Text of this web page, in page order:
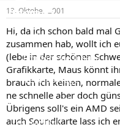
Forum
Aktuelles
Empfohlene Inhalte
Neue Beiträge
Neueste Aktivitäten
Leserartikel
e
l
t
a
m
13. Oktober 2001
Hi, da ich schon bald mal
zusammen hab, wollt ich
(lebe in der schönen
Grafikkarte, Maus könnt
brauch ich keinen,
ne schnelle aber doch
Übrigens soll's ein AMD
auch Soundkarte lass ich